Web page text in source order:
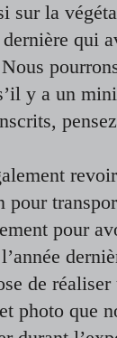
sur la
dernière qui
y a un
pour
pour
de réaliser
photo que